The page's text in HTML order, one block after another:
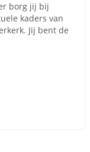
borg jij bij
kaders van
Jij bent de